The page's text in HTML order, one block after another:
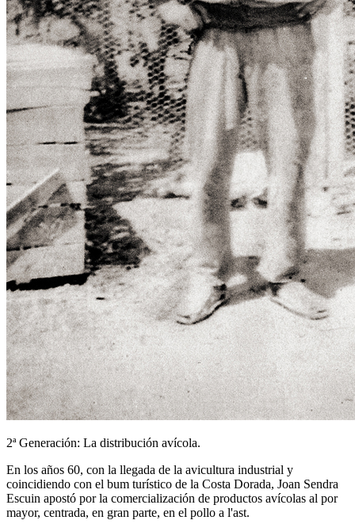
2ª Generación: La distribución avícola.
En los años 60, con la llegada de la avicultura industrial y
coincidiendo con el bum turístico de la Costa Dorada, Joan Sendra
Escuin apostó por la comercialización de productos avícolas al por
mayor, centrada, en gran parte, en el pollo a l'ast.